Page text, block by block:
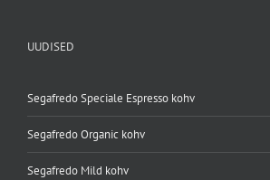
UUDISED
Segafredo Speciale Espresso kohv
Segafredo Organic kohv
Segafredo Mild kohv